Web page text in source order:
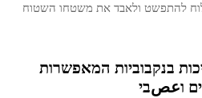
להתפשט ולאבד את משטחו השטוח
בנקבוביות המאפשרות
וعصבי